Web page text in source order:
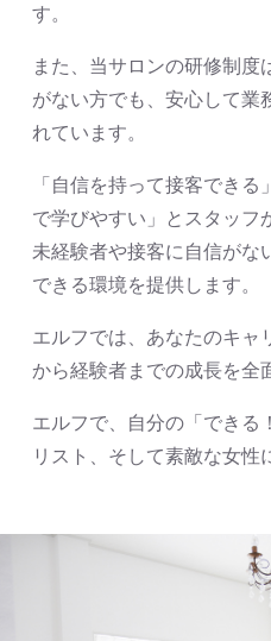
す。
また、当サロンの研修制度
がない方でも、安心して業
れています。
「自信を持って接客でき
で学びやすい」とスタッフ
未経験者や接客に自信がな
できる環境を提供します。
エルフでは、あなたのキャ
から経験者までの成長を全
エルフで、自分の「できる
リスト、そして素敵な女性